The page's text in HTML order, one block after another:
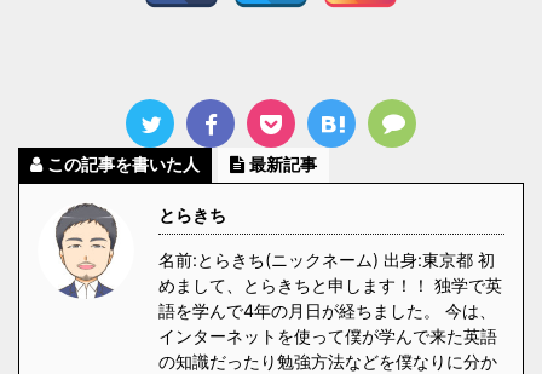
この記事を書いた人 最新記事
とらきち
名前:とらきち(ニックネーム) 出身:東京都 初
めまして、とらきちと申します！！ 独学で英
語を学んで4年の月日が経ちました。 今は、
インターネットを使って僕が学んで来た英語
の知識だったり勉強方法などを僕なりに分か